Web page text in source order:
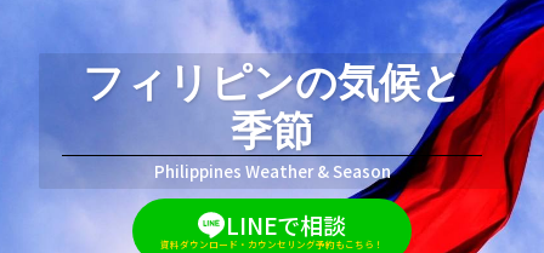
フィリピンの気候と
季節
Philippines Weather & Season
LINEで相談
資料ダウンロード・カウンセリング予約もこちら！